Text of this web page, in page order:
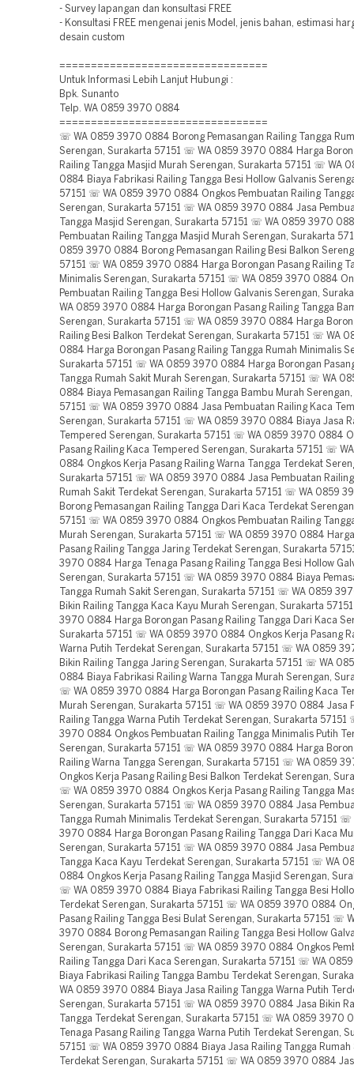
- Survey lapangan dan konsultasi FREE
- Konsultasi FREE mengenai jenis Model, jenis bahan, estimasi
desain custom
=================================
Untuk Informasi Lebih Lanjut Hubungi :
Bpk. Sunanto
Telp. WA 0859 3970 0884
=================================
☏ WA 0859 3970 0884 Borong Pemasangan Railing Tangga
Serengan, Surakarta 57151 ☏ WA 0859 3970 0884 Harga
Railing Tangga Masjid Murah Serengan, Surakarta 57151 ☏ WA
0884 Biaya Fabrikasi Railing Tangga Besi Hollow Galvanis
57151 ☏ WA 0859 3970 0884 Ongkos Pembuatan Railing
Serengan, Surakarta 57151 ☏ WA 0859 3970 0884 Jasa
Tangga Masjid Serengan, Surakarta 57151 ☏ WA 0859 3970
Pembuatan Railing Tangga Masjid Murah Serengan, Surakarta
0859 3970 0884 Borong Pemasangan Railing Besi Balkon
57151 ☏ WA 0859 3970 0884 Harga Borongan Pasang Railing
Minimalis Serengan, Surakarta 57151 ☏ WA 0859 3970 0884
Pembuatan Railing Tangga Besi Hollow Galvanis Serengan,
WA 0859 3970 0884 Harga Borongan Pasang Railing Tangga
Serengan, Surakarta 57151 ☏ WA 0859 3970 0884 Harga
Railing Besi Balkon Terdekat Serengan, Surakarta 57151 ☏ WA
0884 Harga Borongan Pasang Railing Tangga Rumah Minimalis
Surakarta 57151 ☏ WA 0859 3970 0884 Harga Borongan
Tangga Rumah Sakit Murah Serengan, Surakarta 57151 ☏ WA
0884 Biaya Pemasangan Railing Tangga Bambu Murah
57151 ☏ WA 0859 3970 0884 Jasa Pembuatan Railing Kaca
Serengan, Surakarta 57151 ☏ WA 0859 3970 0884 Biaya Jasa
Tempered Serengan, Surakarta 57151 ☏ WA 0859 3970 0884
Pasang Railing Kaca Tempered Serengan, Surakarta 57151 ☏
0884 Ongkos Kerja Pasang Railing Warna Tangga Terdekat
Surakarta 57151 ☏ WA 0859 3970 0884 Jasa Pembuatan
Rumah Sakit Terdekat Serengan, Surakarta 57151 ☏ WA 0859
Borong Pemasangan Railing Tangga Dari Kaca Terdekat
57151 ☏ WA 0859 3970 0884 Ongkos Pembuatan Railing
Murah Serengan, Surakarta 57151 ☏ WA 0859 3970 0884
Pasang Railing Tangga Jaring Terdekat Serengan, Surakarta
3970 0884 Harga Tenaga Pasang Railing Tangga Besi Hollow
Serengan, Surakarta 57151 ☏ WA 0859 3970 0884 Biaya
Tangga Rumah Sakit Serengan, Surakarta 57151 ☏ WA 0859
Bikin Railing Tangga Kaca Kayu Murah Serengan, Surakarta
3970 0884 Harga Borongan Pasang Railing Tangga Dari Kaca
Surakarta 57151 ☏ WA 0859 3970 0884 Ongkos Kerja Pasang
Warna Putih Terdekat Serengan, Surakarta 57151 ☏ WA 0859
Bikin Railing Tangga Jaring Serengan, Surakarta 57151 ☏ WA
0884 Biaya Fabrikasi Railing Warna Tangga Murah Serengan,
☏ WA 0859 3970 0884 Harga Borongan Pasang Railing Kaca
Murah Serengan, Surakarta 57151 ☏ WA 0859 3970 0884 Jasa
Railing Tangga Warna Putih Terdekat Serengan, Surakarta
3970 0884 Ongkos Pembuatan Railing Tangga Minimalis Putih
Serengan, Surakarta 57151 ☏ WA 0859 3970 0884 Harga
Railing Warna Tangga Serengan, Surakarta 57151 ☏ WA 0859
Ongkos Kerja Pasang Railing Besi Balkon Terdekat Serengan,
☏ WA 0859 3970 0884 Ongkos Kerja Pasang Railing Tangga
Serengan, Surakarta 57151 ☏ WA 0859 3970 0884 Jasa
Tangga Rumah Minimalis Terdekat Serengan, Surakarta 57151 ☏
3970 0884 Harga Borongan Pasang Railing Tangga Dari Kaca
Serengan, Surakarta 57151 ☏ WA 0859 3970 0884 Jasa
Tangga Kaca Kayu Terdekat Serengan, Surakarta 57151 ☏ WA
0884 Ongkos Kerja Pasang Railing Tangga Masjid Serengan,
☏ WA 0859 3970 0884 Biaya Fabrikasi Railing Tangga Besi
Terdekat Serengan, Surakarta 57151 ☏ WA 0859 3970 0884
Pasang Railing Tangga Besi Bulat Serengan, Surakarta 57151 ☏
3970 0884 Borong Pemasangan Railing Tangga Besi Hollow
Serengan, Surakarta 57151 ☏ WA 0859 3970 0884 Ongkos
Railing Tangga Dari Kaca Serengan, Surakarta 57151 ☏ WA
Biaya Fabrikasi Railing Tangga Bambu Terdekat Serengan,
WA 0859 3970 0884 Biaya Jasa Railing Tangga Warna Putih
Serengan, Surakarta 57151 ☏ WA 0859 3970 0884 Jasa Bikin
Tangga Terdekat Serengan, Surakarta 57151 ☏ WA 0859 3970
Tenaga Pasang Railing Tangga Warna Putih Terdekat Serengan,
57151 ☏ WA 0859 3970 0884 Biaya Jasa Railing Tangga Rumah
Terdekat Serengan, Surakarta 57151 ☏ WA 0859 3970 0884